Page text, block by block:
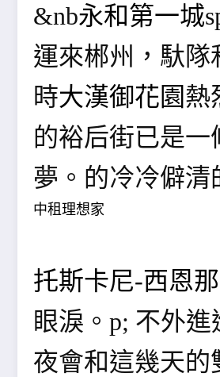
&nb永和第一城
運來郴州，馱
時大漢御花園熱
的裕后街已是一
夢。的冷冷僻清
中租理想家
托斯卡尼-西恩那
眼淚。p; 不外
夜會和這幾天